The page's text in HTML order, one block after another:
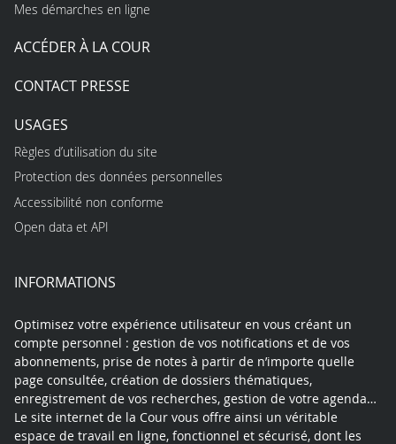
Mes démarches en ligne
ACCÉDER À LA COUR
CONTACT PRESSE
USAGES
Règles d’utilisation du site
Protection des données personnelles
Accessibilité non conforme
Open data et API
INFORMATIONS
Optimisez votre expérience utilisateur en vous créant un
compte personnel : gestion de vos notifications et de vos
abonnements, prise de notes à partir de n’importe quelle
page consultée, création de dossiers thématiques,
enregistrement de vos recherches, gestion de votre agenda…
Le site internet de la Cour vous offre ainsi un véritable
espace de travail en ligne, fonctionnel et sécurisé, dont les